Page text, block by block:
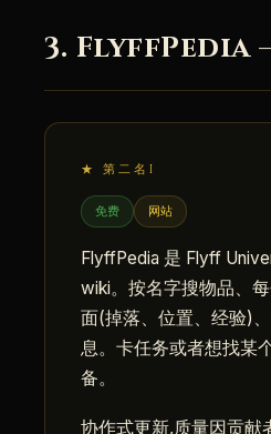
3. FlyffPedia —
★ 第二名I
免费 网站
FlyffPedia 是 Flyff
wiki。按名字搜物品、
面(掉落、位置、经验)
息。卡任务或者想找某
备。
协作式更新,质量因贡献